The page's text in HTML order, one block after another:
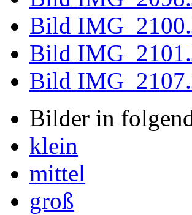
Bild
Bild
Bild
Bild
Bild
Bild
Bild